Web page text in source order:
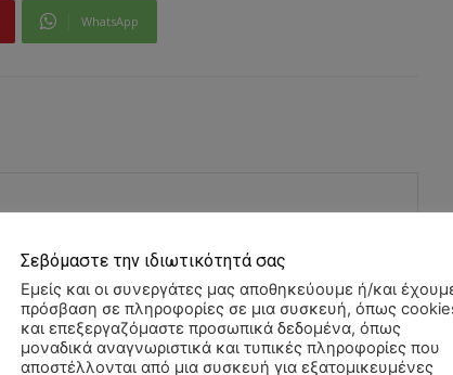
WhatsApp
Σεβόμαστε την ιδιωτικότητά σας
Εμείς και οι συνεργάτες μας αποθηκεύουμε ή/και
πρόσβαση σε πληροφορίες σε μια συσκευή, όπως
και επεξεργαζόμαστε προσωπικά δεδομένα, όπως
μοναδικά αναγνωριστικά και τυπικές πληροφορίες που
αποστέλλονται από μια συσκευή για εξατομικευμένες